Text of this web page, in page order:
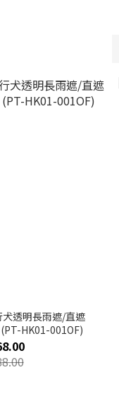
透明長雨遮/直遮
HK01-001OF)